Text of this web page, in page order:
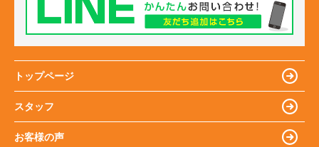
トップページ
スタッフ
お客様の声